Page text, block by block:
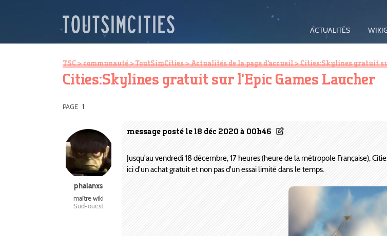
ACTUALITÉS
TSC>communauté>ToutSimCities>Actualités de la page d'accueil> Cities:Skylines gratuit
Cities:Skylines gratuit sur l'Epic Games Laucher
PAGE 1
message posté le 18 déc 2020 à 00h46
phalanxs
maître wiki
Sud-ouest
Jusqu'au vendredi 18 décembre, 17 heures (heure de la métropole Française),
ici d'un achat gratuit et non pas d'un essai limité dans le temps.